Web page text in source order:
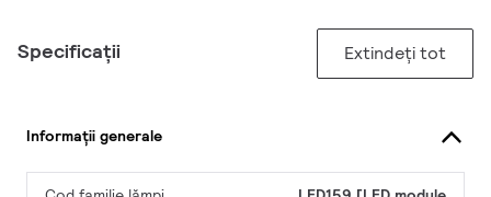
Specificații Extindeți tot
Informații generale